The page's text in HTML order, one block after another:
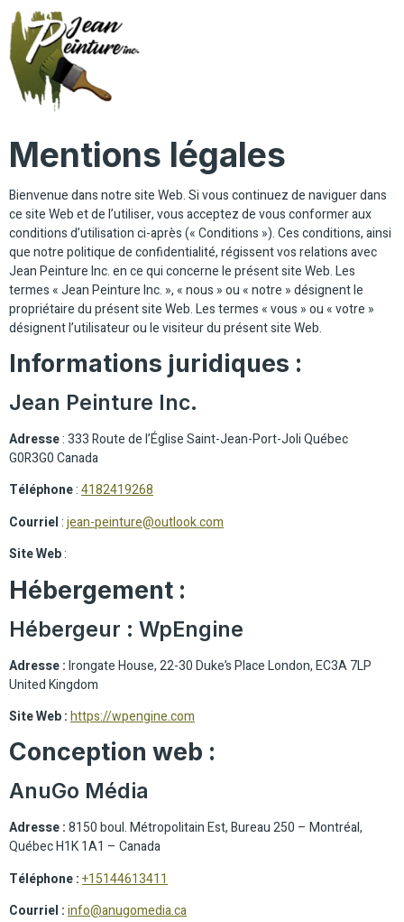
Mentions légales
Bienvenue dans notre site Web. Si vous continuez de naviguer dans
ce site Web et de l’utiliser, vous acceptez de vous conformer aux
conditions d’utilisation ci-après (« Conditions »). Ces conditions, ainsi
que notre politique de confidentialité, régissent vos relations avec
Jean Peinture Inc. en ce qui concerne le présent site Web. Les
termes « Jean Peinture Inc. », « nous » ou « notre » désignent le
propriétaire du présent site Web. Les termes « vous » ou « votre »
désignent l’utilisateur ou le visiteur du présent site Web.
Informations juridiques :
Jean Peinture Inc.
Adresse: 333 Route de l’Église Saint-Jean-Port-Joli Québec
G0R3G0 Canada
Téléphone:4182419268
Courriel:jean-peinture@outlook.com
Site Web:
Hébergement :
Hébergeur : WpEngine
Adresse :Irongate House, 22-30 Duke’s Place London, EC3A 7LP
United Kingdom
Site Web :https://wpengine.com
Conception web :
AnuGo Média
Adresse :8150 boul. Métropolitain Est, Bureau 250 – Montréal,
Québec H1K 1A1 – Canada
Téléphone :+15144613411
Courriel :info@anugomedia.ca